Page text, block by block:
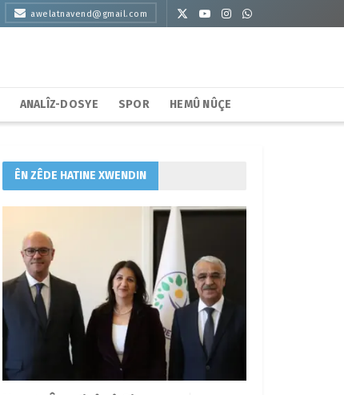
awelatnavend@gmail.com
ANALÎZ-DOSYE SPOR HEMÛ NÛÇE
ÊN ZÊDE HATINE XWENDIN